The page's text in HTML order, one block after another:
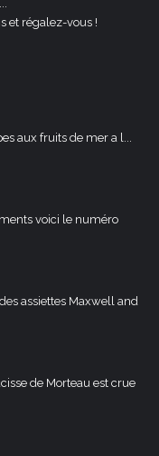
et régalez-vous !
aux fruits de mer a l...
voici le numéro
assiettes Maxwell and
de Morteau est crue